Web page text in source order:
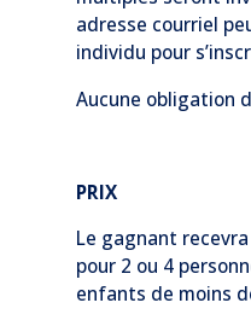
adresse courriel
individu pour
Aucune obligation
PRIX
Le gagnant
pour 2 ou 4
enfants de moins